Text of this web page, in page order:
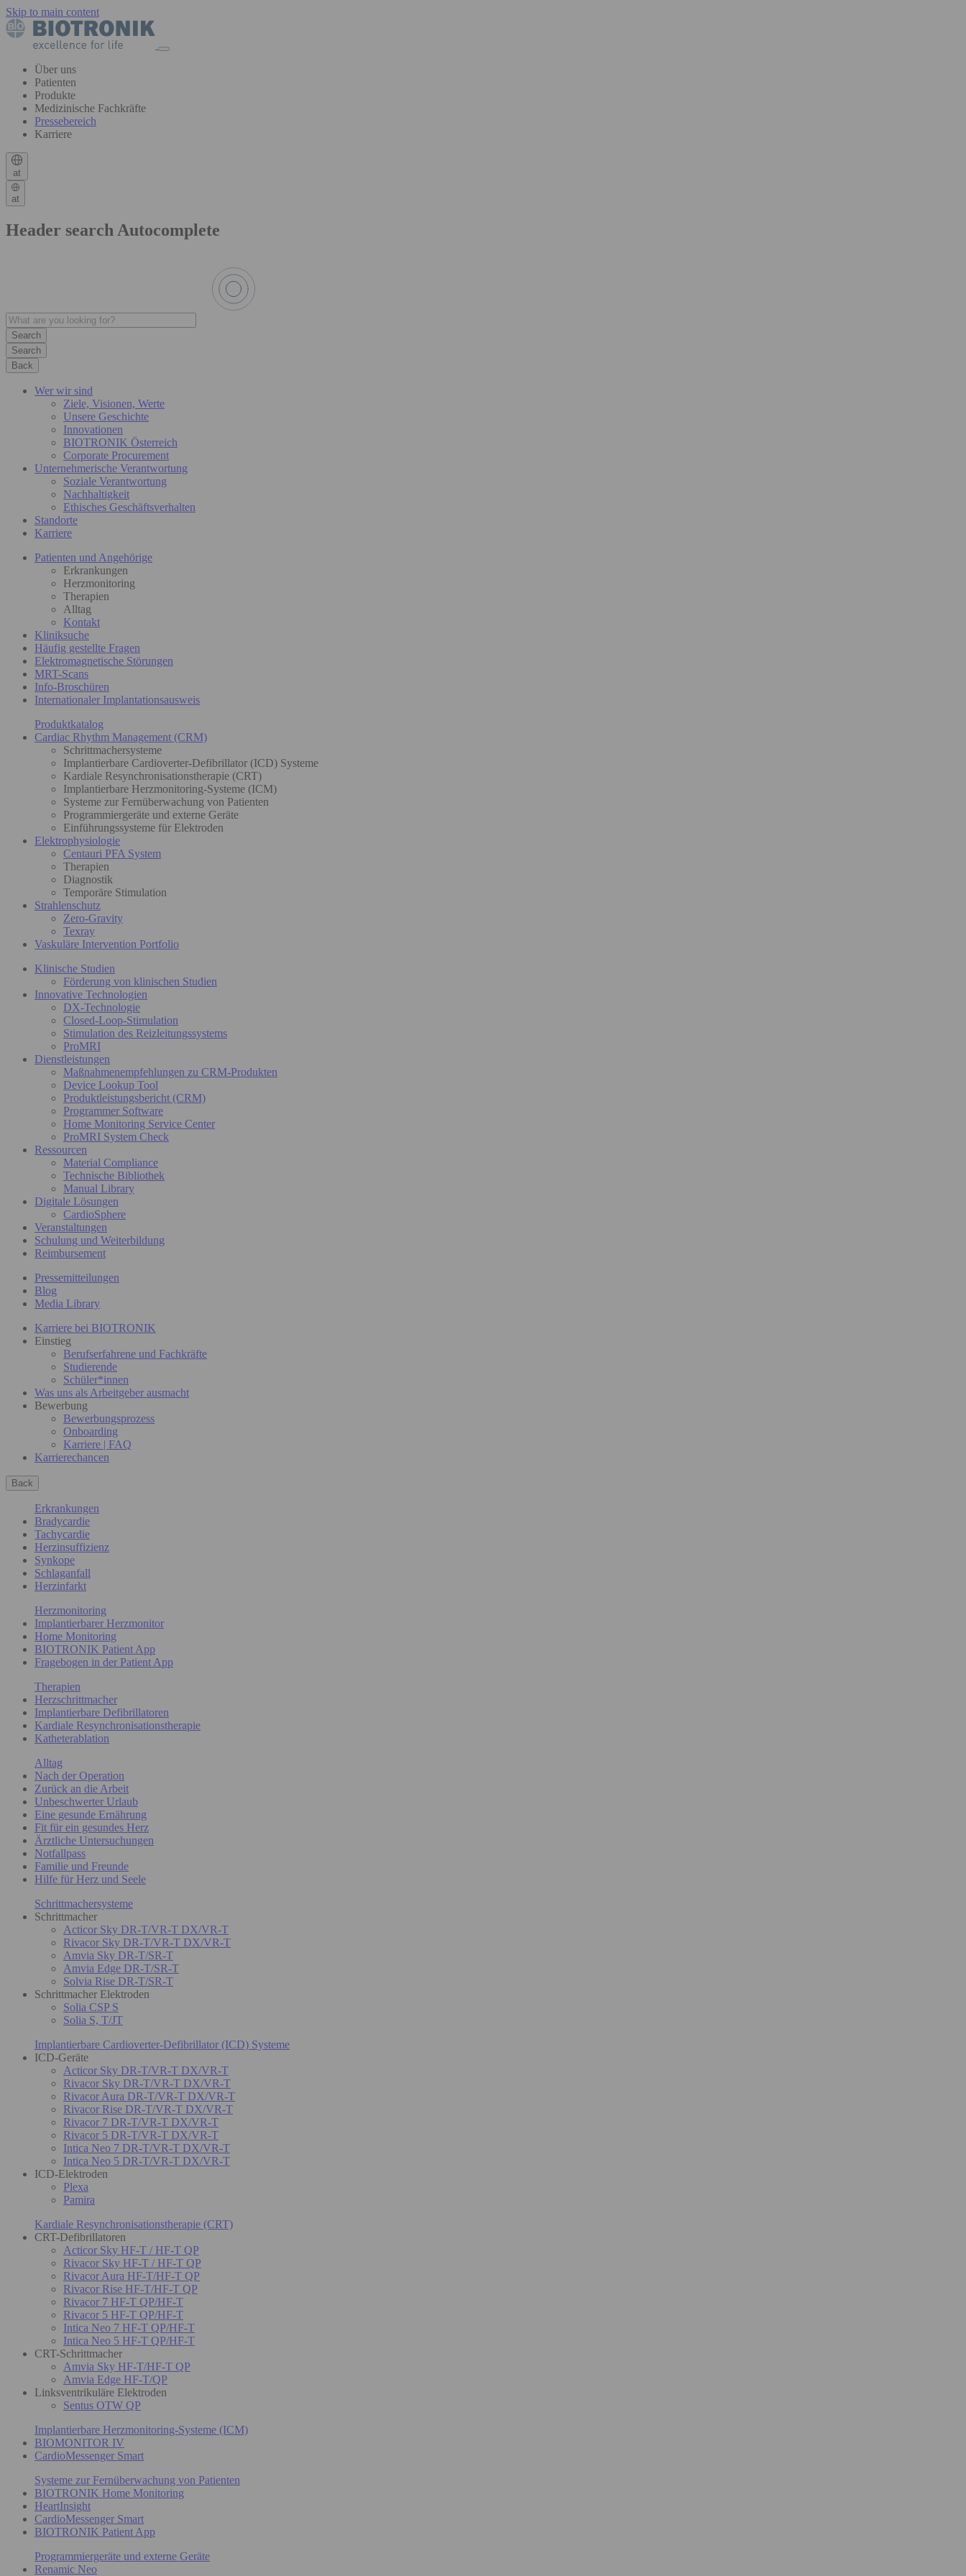
Skip to main content
Über uns
Patienten
Produkte
Medizinische Fachkräfte
Pressebereich
Karriere
at
at
Header search Autocomplete
Search
Back
Wer wir sind
Ziele, Visionen, Werte
Unsere Geschichte
Innovationen
BIOTRONIK Österreich
Corporate Procurement
Unternehmerische Verantwortung
Soziale Verantwortung
Nachhaltigkeit
Ethisches Geschäftsverhalten
Standorte
Karriere
Patienten und Angehörige
Erkrankungen
Herzmonitoring
Therapien
Alltag
Kontakt
Kliniksuche
Häufig gestellte Fragen
Elektromagnetische Störungen
MRT-Scans
Info-Broschüren
Internationaler Implantationsausweis
Produktkatalog
Cardiac Rhythm Management (CRM)
Schrittmachersysteme
Implantierbare Cardioverter-Defibrillator (ICD) Systeme
Kardiale Resynchronisationstherapie (CRT)
Implantierbare Herzmonitoring-Systeme (ICM)
Systeme zur Fernüberwachung von Patienten
Programmiergeräte und externe Geräte
Einführungssysteme für Elektroden
Elektrophysiologie
Centauri PFA System
Therapien
Diagnostik
Temporäre Stimulation
Strahlenschutz
Zero-Gravity
Texray
Vaskuläre Intervention Portfolio
Klinische Studien
Förderung von klinischen Studien
Innovative Technologien
DX-Technologie
Closed-Loop-Stimulation
Stimulation des Reizleitungssystems
ProMRI
Dienstleistungen
Maßnahmenempfehlungen zu CRM-Produkten
Device Lookup Tool
Produktleistungsbericht (CRM)
Programmer Software
Home Monitoring Service Center
ProMRI System Check
Ressourcen
Material Compliance
Technische Bibliothek
Manual Library
Digitale Lösungen
CardioSphere
Veranstaltungen
Schulung und Weiterbildung
Reimbursement
Pressemitteilungen
Blog
Media Library
Karriere bei BIOTRONIK
Einstieg
Berufserfahrene und Fachkräfte
Studierende
Schüler*innen
Was uns als Arbeitgeber ausmacht
Bewerbung
Bewerbungsprozess
Onboarding
Karriere | FAQ
Karrierechancen
Back
Erkrankungen
Bradycardie
Tachycardie
Herzinsuffizienz
Synkope
Schlaganfall
Herzinfarkt
Herzmonitoring
Implantierbarer Herzmonitor
Home Monitoring
BIOTRONIK Patient App
Fragebogen in der Patient App
Therapien
Herzschrittmacher
Implantierbare Defibrillatoren
Kardiale Resynchronisationstherapie
Katheterablation
Alltag
Nach der Operation
Zurück an die Arbeit
Unbeschwerter Urlaub
Eine gesunde Ernährung
Fit für ein gesundes Herz
Ärztliche Untersuchungen
Notfallpass
Familie und Freunde
Hilfe für Herz und Seele
Schrittmachersysteme
Schrittmacher
Acticor Sky DR-T/VR-T DX/VR-T
Rivacor Sky DR-T/VR-T DX/VR-T
Amvia Sky DR-T/SR-T
Amvia Edge DR-T/SR-T
Solvia Rise DR-T/SR-T
Schrittmacher Elektroden
Solia CSP S
Solia S, T/JT
Implantierbare Cardioverter-Defibrillator (ICD) Systeme
ICD-Geräte
Acticor Sky DR-T/VR-T DX/VR-T
Rivacor Sky DR-T/VR-T DX/VR-T
Rivacor Aura DR-T/VR-T DX/VR-T
Rivacor Rise DR-T/VR-T DX/VR-T
Rivacor 7 DR-T/VR-T DX/VR-T
Rivacor 5 DR-T/VR-T DX/VR-T
Intica Neo 7 DR-T/VR-T DX/VR-T
Intica Neo 5 DR-T/VR-T DX/VR-T
ICD-Elektroden
Plexa
Pamira
Kardiale Resynchronisationstherapie (CRT)
CRT-Defibrillatoren
Acticor Sky HF-T / HF-T QP
Rivacor Sky HF-T / HF-T QP
Rivacor Aura HF-T/HF-T QP
Rivacor Rise HF-T/HF-T QP
Rivacor 7 HF-T QP/HF-T
Rivacor 5 HF-T QP/HF-T
Intica Neo 7 HF-T QP/HF-T
Intica Neo 5 HF-T QP/HF-T
CRT-Schrittmacher
Amvia Sky HF-T/HF-T QP
Amvia Edge HF-T/QP
Linksventrikuläre Elektroden
Sentus OTW QP
Implantierbare Herzmonitoring-Systeme (ICM)
BIOMONITOR IV
CardioMessenger Smart
Systeme zur Fernüberwachung von Patienten
BIOTRONIK Home Monitoring
HeartInsight
CardioMessenger Smart
BIOTRONIK Patient App
Programmiergeräte und externe Geräte
Renamic Neo